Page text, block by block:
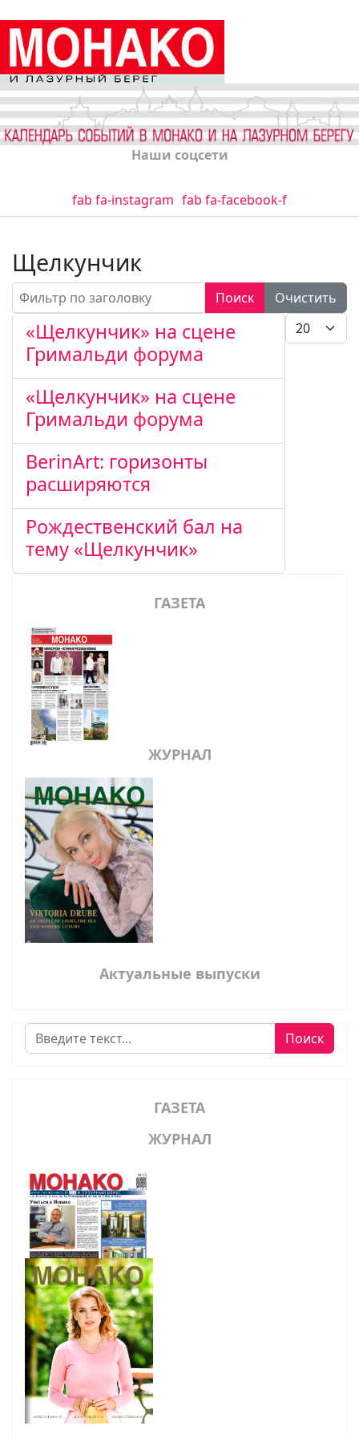
Наши соцсети
fab fa-instagram fab fa-facebook-f
Щелкунчик
Фильтр по заголовку Поиск
Очистить
Кол-во
«Щелкунчик» на сцене
Гримальди форума
«Щелкунчик» на сцене
Гримальди форума
BerinArt: горизонты
расширяются
Рождественский бал на
тему «Щелкунчик»
ГАЗЕТА
ЖУРНАЛ
Актуальные выпуски
Поиск Поиск
ГАЗЕТА
ЖУРНАЛ